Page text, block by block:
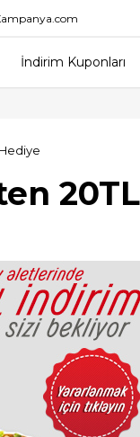
İndirim Kuponları